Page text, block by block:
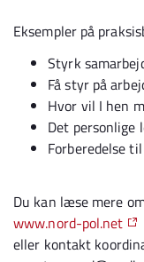
Eksempler på
Styrk
Få styr på
Hvor vil I hen
Det personlige
Forberedelse
Du kan læse mere
www.nord-pol.net
eller kontakt